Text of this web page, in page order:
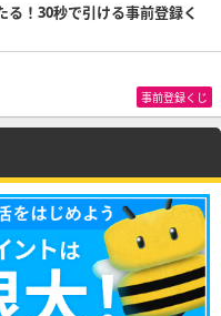
！30秒で引ける事前登録く
事前登録くじ